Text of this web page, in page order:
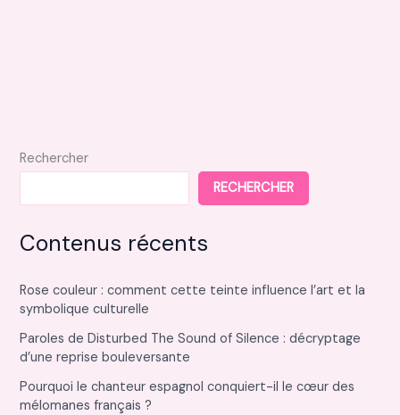
Rechercher
RECHERCHER
Contenus récents
Rose couleur : comment cette teinte influence l’art et la
symbolique culturelle
Paroles de Disturbed The Sound of Silence : décryptage
d’une reprise bouleversante
Pourquoi le chanteur espagnol conquiert-il le cœur des
mélomanes français ?